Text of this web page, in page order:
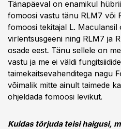
Tänapäeval on enamikul
fomoosi vastu tänu RLM7 või
fomoosi tekitajal L. Maculansil
virlentsusgeeni ning RLM7 ja
osade eest. Tänu sellele on
vastu ja me ei väldi
taimekaitsevahenditega nagu
võimalik mitte ainult taimede
ohjeldada fomoosi levikut.
Kuidas tõrjuda teisi haigusi,